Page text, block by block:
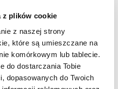
z plików cookie
z naszej strony
które są umieszczane na
komórkowym lub tablecie.
do dostarczania Tobie
dopasowanych do Twoich
wskazują, że to nie
z niwelowaniem